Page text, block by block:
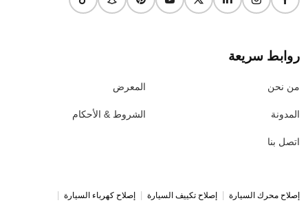
روابط سريعة
من نحن
المدونة
اتصل بنا
المعرض
الشروط & الأحكام
إصلاح محرك السيارة إصلاح تكييف السيارة إصلاح كهرباء السيارة